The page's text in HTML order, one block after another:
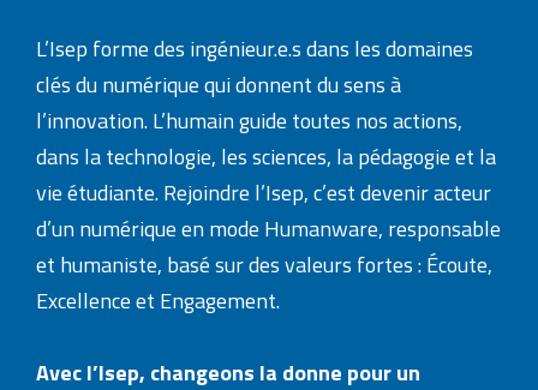
L’Isep forme des ingénieur.e.s dans les domaines
clés du numérique qui donnent du sens à
l’innovation. L’humain guide toutes nos actions,
dans la technologie, les sciences, la pédagogie et la
vie étudiante. Rejoindre l’Isep, c’est devenir acteur
d’un numérique en mode Humanware, responsable
et humaniste, basé sur des valeurs fortes : Écoute,
Excellence et Engagement.
Avec l’Isep, changeons la donne pour un